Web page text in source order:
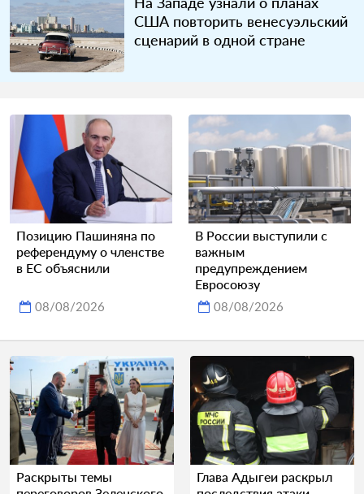
США повторить венесуэльский
сценарий в одной стране
Позицию Пашиняна по
референдуму о членстве
в ЕС объяснили
08/08/2026
В России выступили с
важным
предупреждением
Евросоюзу
08/08/2026
Раскрыты темы
Глава Адыгеи раскрыл